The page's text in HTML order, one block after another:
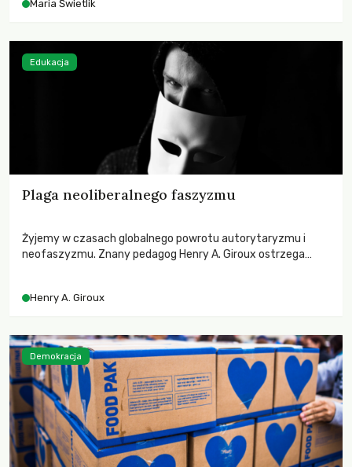
Maria Świetlik
Plaga neoliberalnego faszyzmu
Żyjemy w czasach globalnego powrotu autorytaryzmu i
neofaszyzmu. Znany pedagog Henry A. Giroux ostrzega
wychowają świadomych obywateli?
Henry A. Giroux
Edukacja
Demokracja